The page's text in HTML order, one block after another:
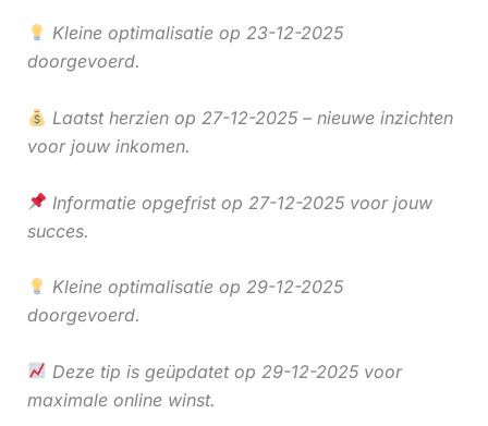
Kleine optimalisatie op 23-12-2025
doorgevoerd.
Laatst herzien op 27-12-2025 – nieuwe inzichten
voor jouw inkomen.
Informatie opgefrist op 27-12-2025 voor jouw
succes.
Kleine optimalisatie op 29-12-2025
doorgevoerd.
Deze tip is geüpdatet op 29-12-2025 voor
maximale online winst.